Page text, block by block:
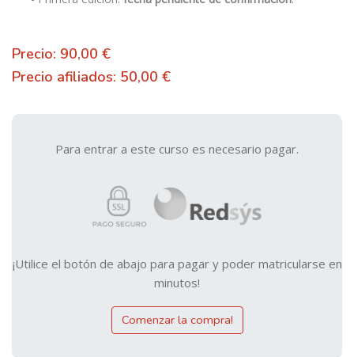
Precio: 90,00 €
Precio afiliados: 50,00 €
Para entrar a este curso es necesario pagar.
¡Utilice el botón de abajo para pagar y poder matricularse en
minutos!
Comenzar la compra!